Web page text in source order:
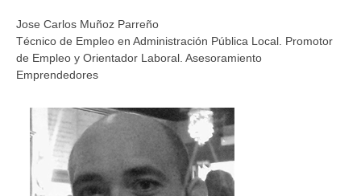
Jose Carlos Muñoz Parreño
Técnico de Empleo en Administración Pública Local. Promotor
de Empleo y Orientador Laboral. Asesoramiento
Emprendedores